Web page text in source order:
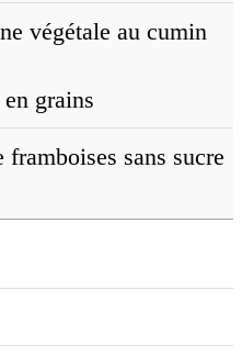
végétale au cumin
grains
sans sucre